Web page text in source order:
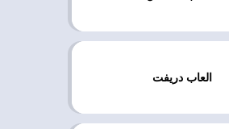
العاب دريفت